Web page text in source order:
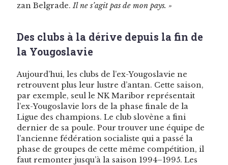
zan Bel­grade. Il ne s’agit pas de mon pays. »
Des clubs à la dérive depuis la fin de
la Yougoslavie
Aujourd’hui, les clubs de l’ex-Yougoslavie ne
retrou­vent plus leur lus­tre d’antan. Cette sai­son,
par exem­ple, seul le NK Mari­bor représen­tait
l’ex-Yougoslavie lors de la phase finale de la
Ligue des cham­pi­ons. Le club slovène a fini
dernier de sa poule. Pour trou­ver une équipe de
l’ancienne fédéra­tion social­iste qui a passé la
phase de groupes de cette même com­péti­tion, il
faut remon­ter jusqu’à la sai­son 1994–1995. Les